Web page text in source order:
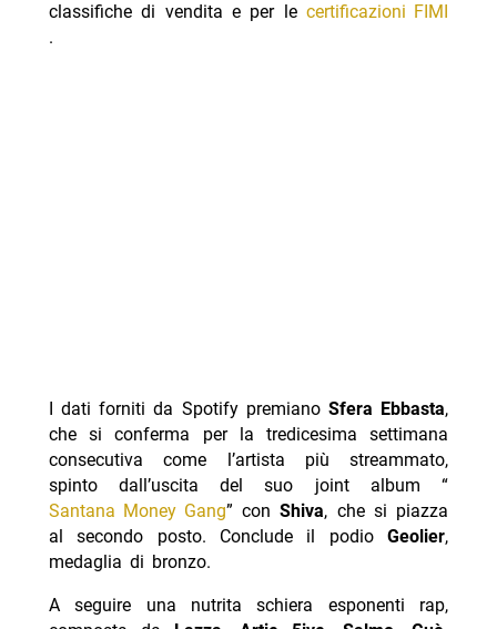
classifiche di vendita e per lecertificazioni FIMI
.
I dati forniti da Spotify premiano Sfera Ebbasta,
che si conferma per la tredicesima settimana
consecutiva come l’artista più streammato,
spinto dall’uscita del suo joint album “
Santana Money Gang” conShiva, che si piazza
al secondo posto. Conclude il podioGeolier,
medaglia di bronzo.
A seguire una nutrita schiera esponenti rap,